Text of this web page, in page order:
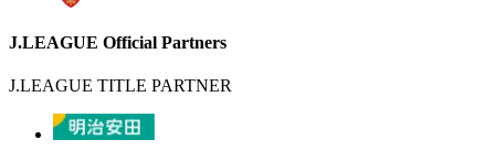
J.LEAGUE Official Partners
J.LEAGUE TITLE PARTNER